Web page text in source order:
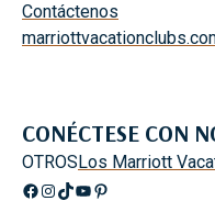
Contáctenos
CONÉCTESE CON
OTROSLos Marriott
Facebook
Instagram
TikTok
YouTube
Pinterest